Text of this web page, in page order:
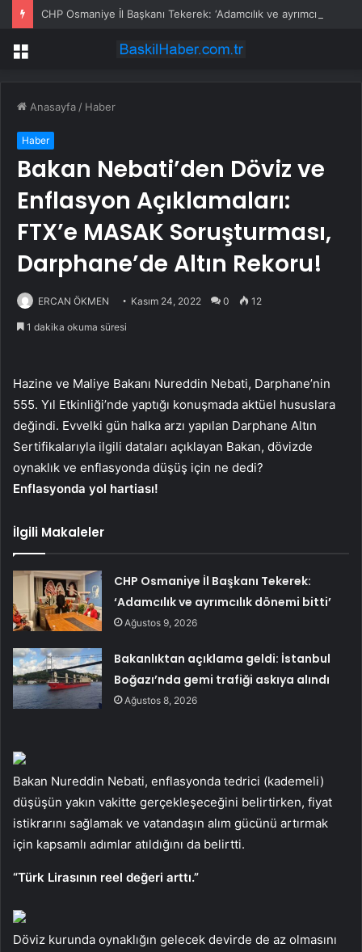
Menü
Anasayfa / Haber
Haber
Bakan Nebati’den Döviz ve
Enflasyon Açıklamaları:
FTX’e MASAK Soruşturması,
Darphane’de Altın Rekoru!
ERCAN ÖKMEN Kasım 24, 2022 0 12
1 dakika okuma süresi
Hazine ve Maliye Bakanı Nureddin Nebati, Darphane’nin
555. Yıl Etkinliği’nde yaptığı konuşmada aktüel hususlara
değindi. Evvelki gün halka arzı yapılan Darphane Altın
Sertifikalarıyla ilgili dataları açıklayan Bakan, dövizde
oynaklık ve enflasyonda düşüş için ne dedi?
Enflasyonda yol hartiası!
İlgili Makaleler
CHP Osmaniye İl Başkanı Tekerek:
‘Adamcılık ve ayrımcılık dönemi bitti’
Ağustos 9, 2026
Bakanlıktan açıklama geldi: İstanbul
Boğazı’nda gemi trafiği askıya alındı
Ağustos 8, 2026
Bakan Nureddin Nebati, enflasyonda tedrici (kademeli)
düşüşün yakın vakitte gerçekleşeceğini belirtirken, fiyat
istikrarını sağlamak ve vatandaşın alım gücünü artırmak
için kapsamlı adımlar atıldığını da belirtti.
“Türk Lirasının reel değeri arttı.”
Döviz kurunda oynaklığın gelecek devirde de az olmasını